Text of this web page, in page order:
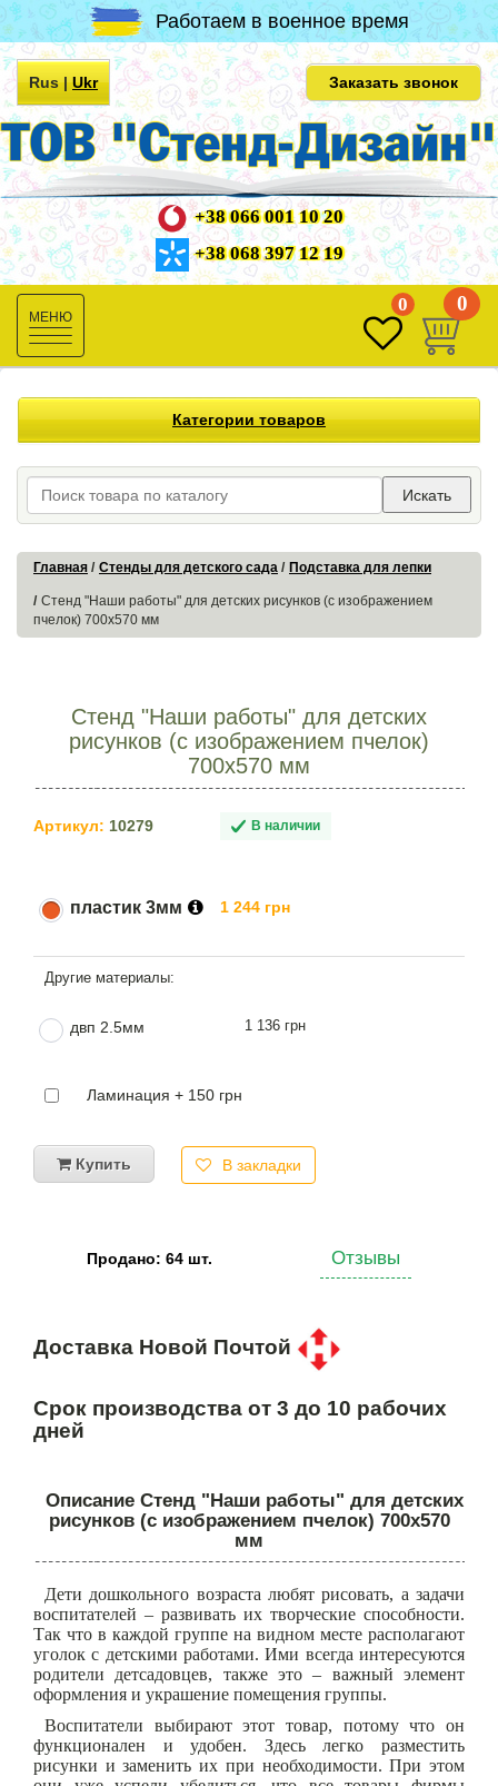
Работаем в военное время
Rus|Ukr Заказать звонок
+38 066 001 10 20
+38 068 397 12 19
Toggle
navigation
0 0
Категории товаров
Искать
Главная Стенды для детского сада Подставка для лепки
Стенд "Наши работы" для детских рисунков (с изображением
пчелок) 700х570 мм
Стенд "Наши работы" для детских
рисунков (с изображением пчелок)
700х570 мм
Артикул: 10279 В наличии
пластик 3мм 1 244 грн
двп 2.5мм 1 136 грн
Ламинация + 150 грн
Купить В закладки
Продано: 64 шт. Отзывы
Доставка Новой Почтой
Срок производства от 3 до 10 рабочих
дней
Описание Стенд "Наши работы" для детских
рисунков (с изображением пчелок) 700х570
мм
Дети дошкольного возраста любят рисовать, а задачи
воспитателей – развивать их творческие способности.
Так что в каждой группе на видном месте располагают
уголок с детскими работами. Ими всегда интересуются
родители детсадовцев, также это – важный элемент
оформления и украшение помещения группы.
Воспитатели выбирают этот товар, потому что он
функционален и удобен. Здесь легко разместить
рисунки и заменить их при необходимости. При этом